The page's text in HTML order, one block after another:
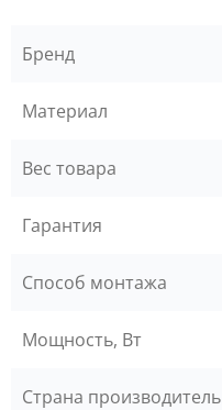
Бренд
Материал
Вес товара
Гарантия
Способ монтажа
Мощность, Вт
Страна производитель